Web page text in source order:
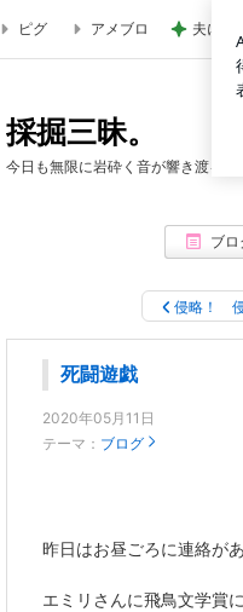
ピグ アメブロ 夫に無
採掘三昧。
今日も無限に岩砕く音が響き渡る
ブ
侵略！
死闘遊戯
2020年05月11日
テーマ： ブログ
昨日はお昼ごろに連絡が
エミリさんに飛鳥文学賞